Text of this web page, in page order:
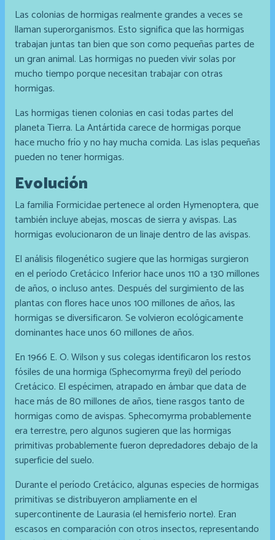
Las colonias de hormigas realmente grandes a veces se
llaman superorganismos. Esto significa que las hormigas
trabajan juntas tan bien que son como pequeñas partes de
un gran animal. Las hormigas no pueden vivir solas por
mucho tiempo porque necesitan trabajar con otras
hormigas.
Las hormigas tienen colonias en casi todas partes del
planeta Tierra. La Antártida carece de hormigas porque
hace mucho frío y no hay mucha comida. Las islas pequeñas
pueden no tener hormigas.
Evolución
La familia Formicidae pertenece al orden Hymenoptera, que
también incluye abejas, moscas de sierra y avispas. Las
hormigas evolucionaron de un linaje dentro de las avispas.
El análisis filogenético sugiere que las hormigas surgieron
en el período Cretácico Inferior hace unos 110 a 130 millones
de años, o incluso antes. Después del surgimiento de las
plantas con flores hace unos 100 millones de años, las
hormigas se diversificaron. Se volvieron ecológicamente
dominantes hace unos 60 millones de años.
En 1966 E. O. Wilson y sus colegas identificaron los restos
fósiles de una hormiga (Sphecomyrma freyi) del período
Cretácico. El espécimen, atrapado en ámbar que data de
hace más de 80 millones de años, tiene rasgos tanto de
hormigas como de avispas. Sphecomyrma probablemente
era terrestre, pero algunos sugieren que las hormigas
primitivas probablemente fueron depredadores debajo de la
superficie del suelo.
Durante el período Cretácico, algunas especies de hormigas
primitivas se distribuyeron ampliamente en el
supercontinente de Laurasia (el hemisferio norte). Eran
escasos en comparación con otros insectos, representando